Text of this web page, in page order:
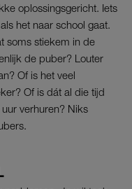
oplossingsgericht. Iets
het naar school gaat.
soms stiekem in de
de puber? Louter
Of is het veel
Of is dát al die tijd
verhuren? Niks